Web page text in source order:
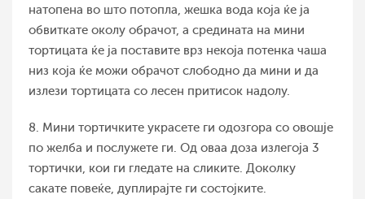
натопена во што потопла, жешка вода која ќе ја
обвиткате околу обрачот, а средината на мини
тортицата ќе ја поставите врз некоја потенка чаша
низ која ќе можи обрачот слободно да мини и да
излези тортицата со лесен притисок надолу.
8. Мини тортичките украсете ги одозгора со овошје
по желба и послужете ги. Од оваа доза излегоја 3
тортички, кои ги гледате на сликите. Доколку
сакате повеќе, дуплирајте ги состојките.